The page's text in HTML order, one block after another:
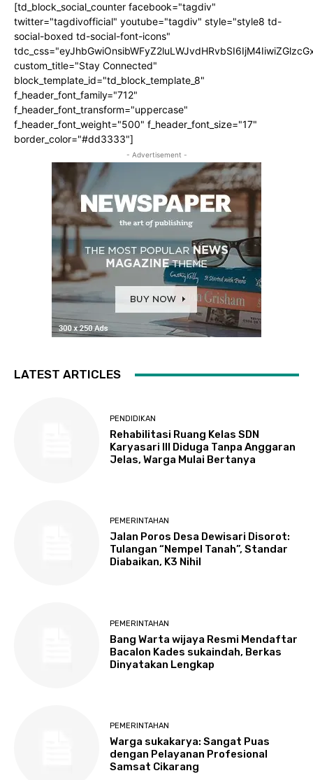
[td_block_social_counter facebook="tagdiv"
twitter="tagdivofficial" youtube="tagdiv" style="style8 td-
social-boxed td-social-font-icons"
custom_title="Stay Connected"
block_template_id="td_block_template_8"
f_header_font_family="712"
f_header_font_transform="uppercase"
f_header_font_weight="500" f_header_font_size="17"
border_color="#dd3333"]
- Advertisement -
LATEST ARTICLES
PENDIDIKAN
Rehabilitasi Ruang Kelas SDN
Karyasari III Diduga Tanpa Anggaran
Jelas, Warga Mulai Bertanya
PEMERINTAHAN
Jalan Poros Desa Dewisari Disorot:
Tulangan “Nempel Tanah”, Standar
Diabaikan, K3 Nihil
PEMERINTAHAN
Bang Warta wijaya Resmi Mendaftar
Bacalon Kades sukaindah, Berkas
Dinyatakan Lengkap
PEMERINTAHAN
Warga sukakarya: Sangat Puas
dengan Pelayanan Profesional
Samsat Cikarang